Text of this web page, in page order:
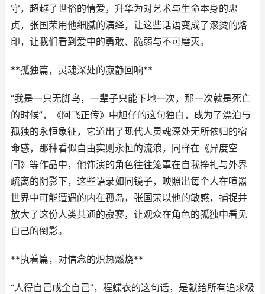
守，超越了世俗的情爱，升华为对艺术与生命本身的忠
贞，张国荣用他细腻的演绎，让这些话语变成了滚烫的烙
印，让我们看到爱中的勇敢、脆弱与不可磨灭。
**孤独篇，灵魂深处的寂静回响**
“我是一只无脚鸟，一辈子只能下地一次，那一次就是死亡
的时候”，《阿飞正传》中旭仔的这句独白，成为了漂泊与
孤独的永恒象征，它道出了现代人灵魂深处无所依归的宿
命感，那种看似自由实则永恒的流浪，同样在《异度空
间》等作品中，他饰演的角色往往笼罩在自我挣扎与外界
疏离的阴影下，这些语录如同镜子，映照出每个人在喧嚣
世界中可能遭遇的内在孤岛，张国荣以他的敏感，捕捉并
放大了这份人类共通的寂寥，让观众在角色的孤独中看见
自己的倒影。
**执着篇，对信念的炽热燃烧**
“人得自己成全自己”，程蝶衣的这句话，是献给所有追求极